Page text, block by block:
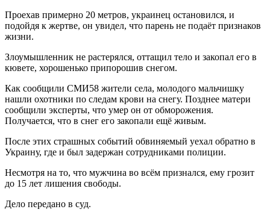
Проехав примерно 20 метров, украинец остановился, и
подойдя к жертве, он увидел, что парень не подаёт признаков
жизни.
Злоумышленник не растерялся, оттащил тело и закопал его в
кювете, хорошенько припорошив снегом.
Как сообщили СМИ58 жители села, молодого мальчишку
нашли охотники по следам крови на снегу. Позднее матери
сообщили эксперты, что умер он от обморожения.
Получается, что в снег его закопали ещё живым.
После этих страшных событий обвиняемый уехал обратно в
Украину, где и был задержан сотрудниками полиции.
Несмотря на то, что мужчина во всём признался, ему грозит
до 15 лет лишения свободы.
Дело передано в суд.